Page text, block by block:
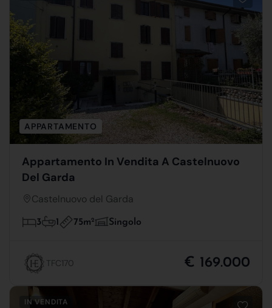
APPARTAMENTO
Appartamento In Vendita A Castelnuovo
Del Garda
Castelnuovo del Garda
3 1 75m2 Singolo
TFC170 € 169.000
IN VENDITA